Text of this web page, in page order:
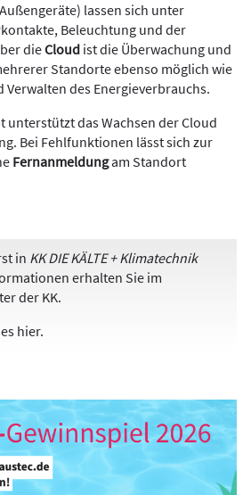
lassen sich unter
Beleuchtung und der
dieCloud ist die Überwachung und
Standorte ebenso möglich wie
Verwalten des Energieverbrauchs.
unterstützt das Wachsen der Cloud
Bei Fehlfunktionen lässt sich zur
Fernanmeldungam Standort
in KK DIE KÄLTE + Klimatechnik
erhalten Sie im
der KK.
hier.